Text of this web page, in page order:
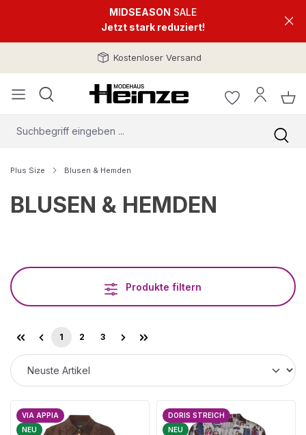
MIDSEASON SALE
Jetzt stark reduziert!
Kostenloser Versand
Plus Size Blusen & Hemden
BLUSEN & HEMDEN
Produkte filtern
Seite
1 Seite
2 Seite
3
VIA APPIA
NEU
DORIS STREICH
NEU